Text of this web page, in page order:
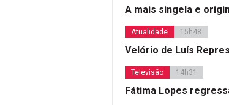
A mais singela e
Atualidade 15h48
Velório de Luís
Televisão 14h31
Fátima Lopes